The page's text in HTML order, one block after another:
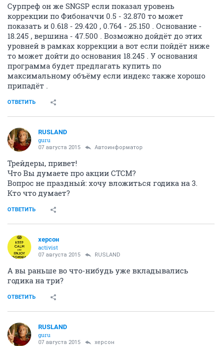
Сурпреф он же SNGSP если показал уровень
коррекции по Фибоначчи 0.5 - 32.870 то может
показать и 0.618 - 29.420 , 0.764 - 25.150 . Основание -
18.245 , вершина - 47.500 . Возможно дойдёт до этих
уровней в рамках коррекции а вот если пойдёт ниже
то может дойти до основания 18.245 . У основания
программа будет предлагать купить по
максимальному объёму если индекс также хорошо
припадёт .
ОТВЕТИТЬ
RUSLAND
guru
07 августа 2015 Автоинформатор
Трейдеры, привет!
Что Вы думаете про акции CTCM?
Вопрос не праздный: хочу вложиться годика на 3.
Кто что думает?
ОТВЕТИТЬ
херсон
activist
07 августа 2015 RUSLAND
А вы раньше во что-нибудь уже вкладывались
годика на три?
ОТВЕТИТЬ
RUSLAND
guru
07 августа 2015 херсон